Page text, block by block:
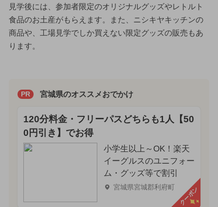
見学後には、参加者限定のオリジナルグッズやレトルト
食品のお土産がもらえます。また、ニシキヤキッチンの
商品や、工場見学でしか買えない限定グッズの販売もあ
ります。
PR 宮城県のオススメおでかけ
120分料金・フリーパスどちらも1人【50
0円引き】でお得
小学生以上～OK！楽天
イーグルスのユニフォー
ム・グッズ等で割引
宮城県宮城郡利府町 クーポン